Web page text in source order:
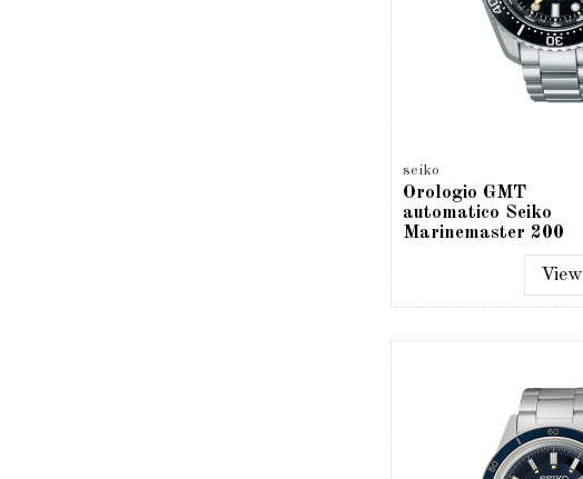
seiko
Orologio GMT
automatico Seiko
Marinemaster 200
View